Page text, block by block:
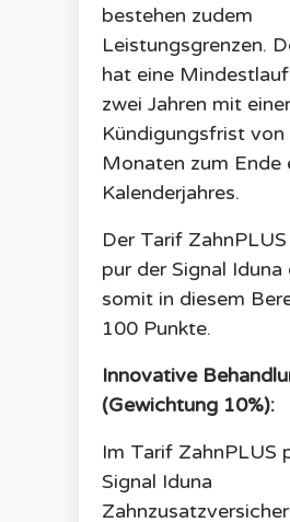
bestehen zudem
Leistungsgrenzen.
hat eine
zwei Jahren mit einer
Kündigungsfrist von
Monaten zum Ende
Kalenderjahres.
Der Tarif ZahnPLUS
purderSignal Iduna
somit in diesem
100 Punkte.
Innovative
(Gewichtung 10%):
Im Tarif ZahnPLUS
Signal Iduna